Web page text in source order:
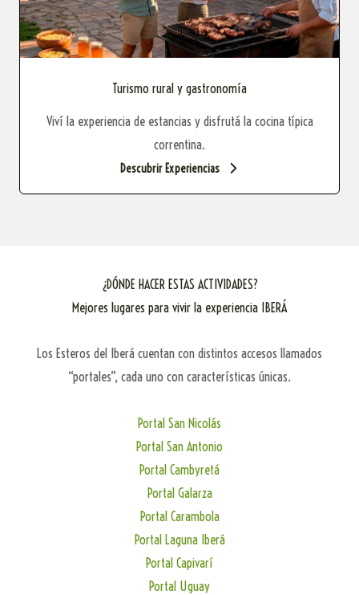
Turismo rural y gastronomía
Viví la experiencia de estancias y disfrutá la cocina típica
correntina.
Descubrir Experiencias
¿DÓNDE HACER ESTAS ACTIVIDADES?
Mejores lugares para vivir la experiencia IBERÁ
Los Esteros del Iberá cuentan con distintos accesos llamados
“portales”, cada uno con características únicas.
Portal San Nicolás
Portal San Antonio
Portal Cambyretá
Portal Galarza
Portal Carambola
Portal Laguna Iberá
Portal Capivarí
Portal Uguay